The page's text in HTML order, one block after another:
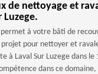
de nettoyage et
Luzege.
à votre bâti de
projet pour nettoyer et
à Laval Sur Luzege dans
dans ce